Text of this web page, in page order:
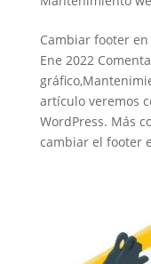
Cambiar footer
Ene 2022
artículo veremos
WordPress. Más
cambiar el footer